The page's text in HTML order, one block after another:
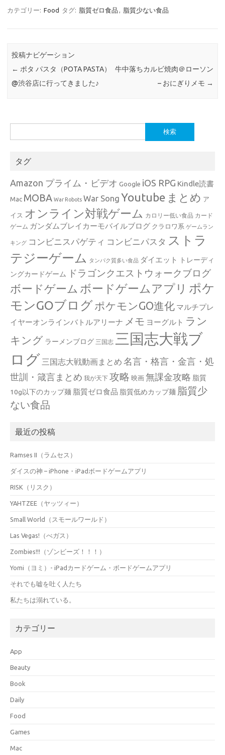
カテゴリー: Food タグ: 脂質ゼロ食品 , 脂質少ない食品
投稿ナビゲーション
← ポタ パスタ（POTA PASTA）
@渋谷店に行ってきました♪
牛中落ちカルビ焼肉＠ローソン
– おにぎりメモ →
索:
タグ
Amazon プライム・ビデオ Google iOS RPG Kindle読書
Mac MOBA War Robots War Song Youtube まとめ ア
イス オンライン対戦ゲーム カロリー低い食品 カード
ゲーム ガンダムブレイカーモバイルブログ クラロワ系 ゲームラン
キング コンビニスパゲティ コンビニパスタ ストラ
テジーゲーム
タンパク質多い食品 ダイエット
トレーディ
ングカードゲーム
ドラゴンクエストウォークブログ
ボードゲーム ボードゲームアプリ ポケ
モンGOブログ ポケモンGO進化 マルチプレ
イヤーオンラインバトルアリーナ メモ ヨーグルト ラン
キング ラーメンブログ 三国志 三国志大戦ブ
ログ 三国志大戦動画まとめ 名言・格言・金言・処
世訓・箴言まとめ 我が天下 攻略 映画 無課金攻略 脂質
10g以下のカップ麺 脂質ゼロ食品 脂質低めカップ麺 脂質少
ない食品
最近の投稿
Ramses II（ラムセス）
ダイスの神 – iPhone・iPadボードゲームアプリ
RISK（リスク）
YAHTZEE（ヤッツィー）
Small World（スモールワールド）
Las Vegas!（べガス）
Zombies!!!（ゾンビーズ！！！）
Yomi（ヨミ）- iPadカードゲーム・ボードゲームアプリ
それでも嘘を吐く人たち
私たちは溺れている。
カテゴリー
App
Beauty
Book
Daily
Food
Games
Mac